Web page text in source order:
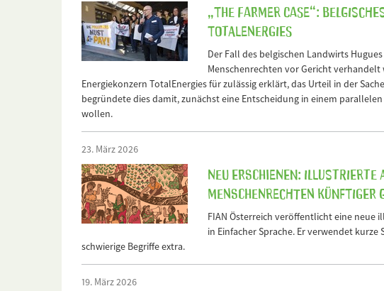
„The Farmer Case“:
TotalEnergies
Der Fall des belgischen Landwirts
Menschenrechten vor Gericht verhandelt
Energiekonzern TotalEnergies für zulässig erklärt, das Urteil in der
begründete dies damit, zunächst eine Entscheidung in einem
wollen.
23. März 2026
Neu erschienen: Illustrierte
Menschenrechten künftiger
FIAN Österreich veröffentlicht eine neue
in Einfacher Sprache. Er verwendet
schwierige Begriffe extra.
19. März 2026